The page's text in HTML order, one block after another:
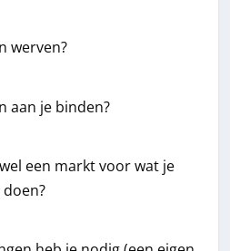
werven?
aan je binden?
een markt voor wat je